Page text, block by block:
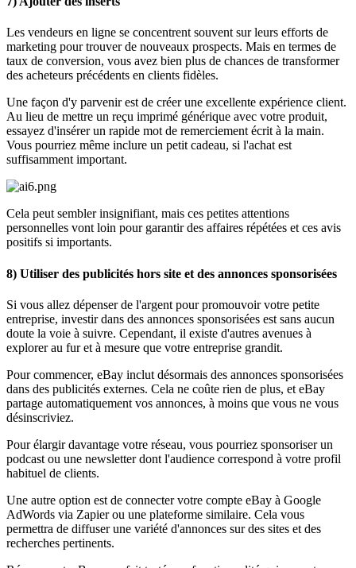
Les vendeurs en ligne se concentrent souvent sur leurs efforts de
marketing pour trouver de nouveaux prospects. Mais en termes de
taux de conversion, vous avez bien plus de chances de transformer
des acheteurs précédents en clients fidèles.
Une façon d'y parvenir est de créer une excellente expérience client.
Au lieu de mettre un reçu imprimé générique avec votre produit,
essayez d'insérer un rapide mot de remerciement écrit à la main.
Vous pourriez même inclure un petit cadeau, si l'achat est
suffisamment important.
Cela peut sembler insignifiant, mais ces petites attentions
personnelles vont loin pour garantir des affaires répétées et ces avis
positifs si importants.
8) Utiliser des publicités hors site et des annonces sponsorisées
Si vous allez dépenser de l'argent pour promouvoir votre petite
entreprise, investir dans des annonces sponsorisées est sans aucun
doute la voie à suivre. Cependant, il existe d'autres avenues à
explorer au fur et à mesure que votre entreprise grandit.
Pour commencer, eBay inclut désormais des annonces sponsorisées
dans des publicités externes. Cela ne coûte rien de plus, et eBay
partage automatiquement vos annonces, à moins que vous ne vous
désinscriviez.
Pour élargir davantage votre réseau, vous pourriez sponsoriser un
podcast ou une newsletter dont l'audience correspond à votre profil
habituel de clients.
Une autre option est de connecter votre compte eBay à Google
AdWords via Zapier ou une plateforme similaire. Cela vous
permettra de diffuser une variété d'annonces sur des sites et des
recherches pertinents.